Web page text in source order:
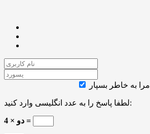
مرا به خاطر بسپار
لطفا پاسخ را به عدد انگلیسی وارد کنید:
دو × 4 =